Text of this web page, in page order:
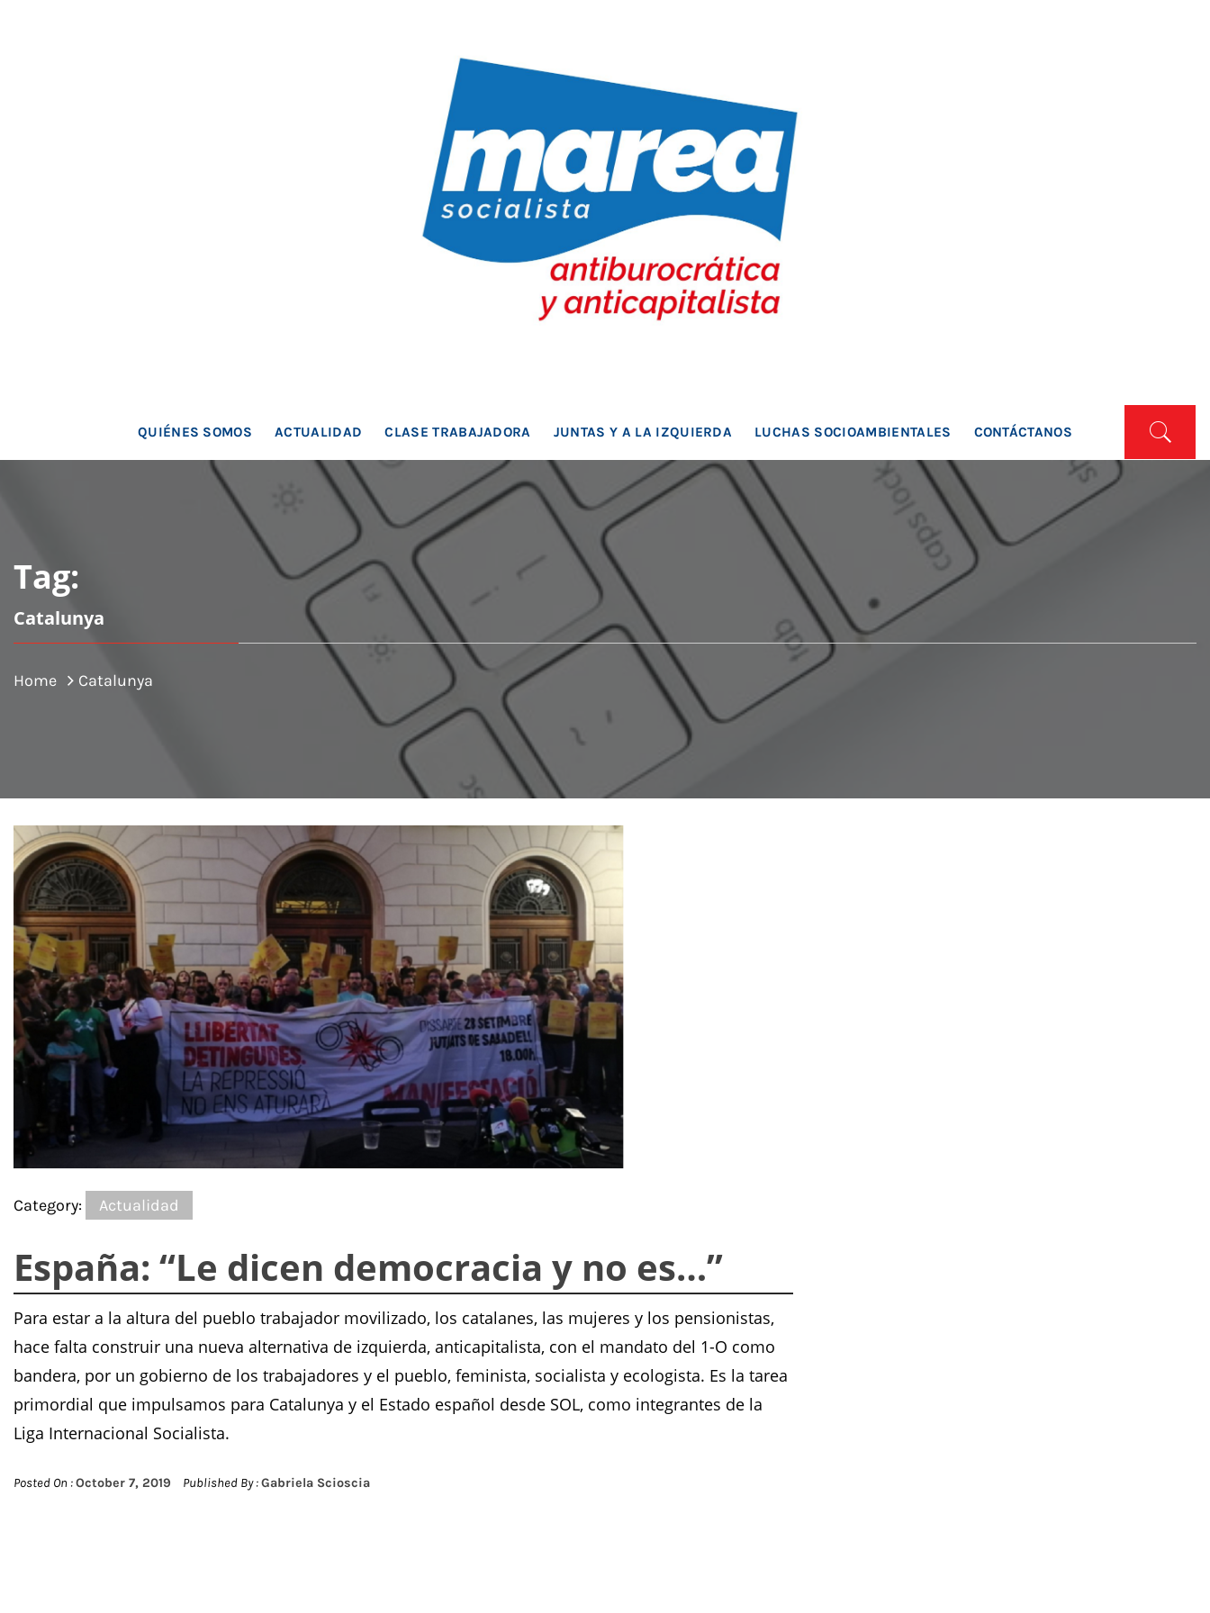
MAREA SOCIALISTA
QUIÉNES SOMOS ACTUALIDAD CLASE TRABAJADORA JUNTAS Y A LA IZQUIERDA LUCHAS SOCIOAMBIENTALES CONTÁCTANOS
Tag:
Catalunya
Home Catalunya
Category: Actualidad
España: “Le dicen democracia y no es…”
Para estar a la altura del pueblo trabajador movilizado, los catalanes, las mujeres y los pensionistas,
hace falta construir una nueva alternativa de izquierda, anticapitalista, con el mandato del 1-O como
bandera, por un gobierno de los trabajadores y el pueblo, feminista, socialista y ecologista. Es la tarea
primordial que impulsamos para Catalunya y el Estado español desde SOL, como integrantes de la
Liga Internacional Socialista.
Posted On :October 7, 2019 Published By :Gabriela Scioscia